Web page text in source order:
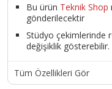
Bu ürün Teknik Shop
gönderilecektir
Stüdyo çekimlerinde
değişiklik gösterebilir.
Tüm Özellikleri Gör